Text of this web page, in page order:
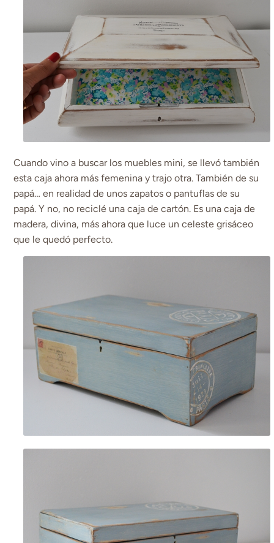
Cuando vino a buscar los muebles mini, se llevó también
esta caja ahora más femenina y trajo otra. También de su
papá… en realidad de unos zapatos o pantuflas de su
papá. Y no, no reciclé una caja de cartón. Es una caja de
madera, divina, más ahora que luce un celeste grisáceo
que le quedó perfecto.